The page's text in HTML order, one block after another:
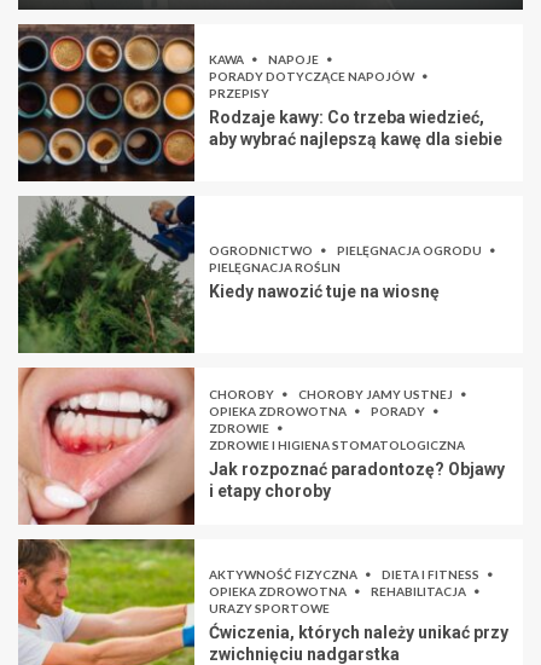
KAWA
NAPOJE
PORADY DOTYCZĄCE NAPOJÓW
PRZEPISY
Rodzaje kawy: Co trzeba wiedzieć,
aby wybrać najlepszą kawę dla siebie
OGRODNICTWO
PIELĘGNACJA OGRODU
PIELĘGNACJA ROŚLIN
Kiedy nawozić tuje na wiosnę
CHOROBY
CHOROBY JAMY USTNEJ
OPIEKA ZDROWOTNA
PORADY
ZDROWIE
ZDROWIE I HIGIENA STOMATOLOGICZNA
Jak rozpoznać paradontozę? Objawy
i etapy choroby
AKTYWNOŚĆ FIZYCZNA
DIETA I FITNESS
OPIEKA ZDROWOTNA
REHABILITACJA
URAZY SPORTOWE
Ćwiczenia, których należy unikać przy
zwichnięciu nadgarstka